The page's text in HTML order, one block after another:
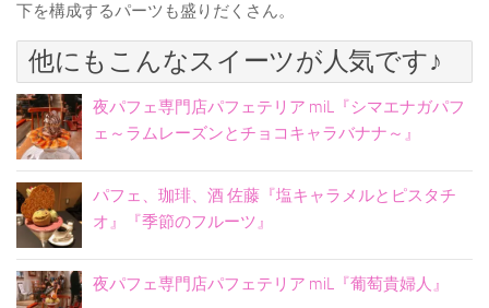
下を構成するパーツも盛りだくさん。
他にもこんなスイーツが人気です♪
夜パフェ専門店パフェテリア miL『シマエナガパフ
ェ～ラムレーズンとチョコキャラバナナ～』
パフェ、珈琲、酒 佐藤『塩キャラメルとピスタチ
オ』『季節のフルーツ』
夜パフェ専門店パフェテリア miL『葡萄貴婦人』